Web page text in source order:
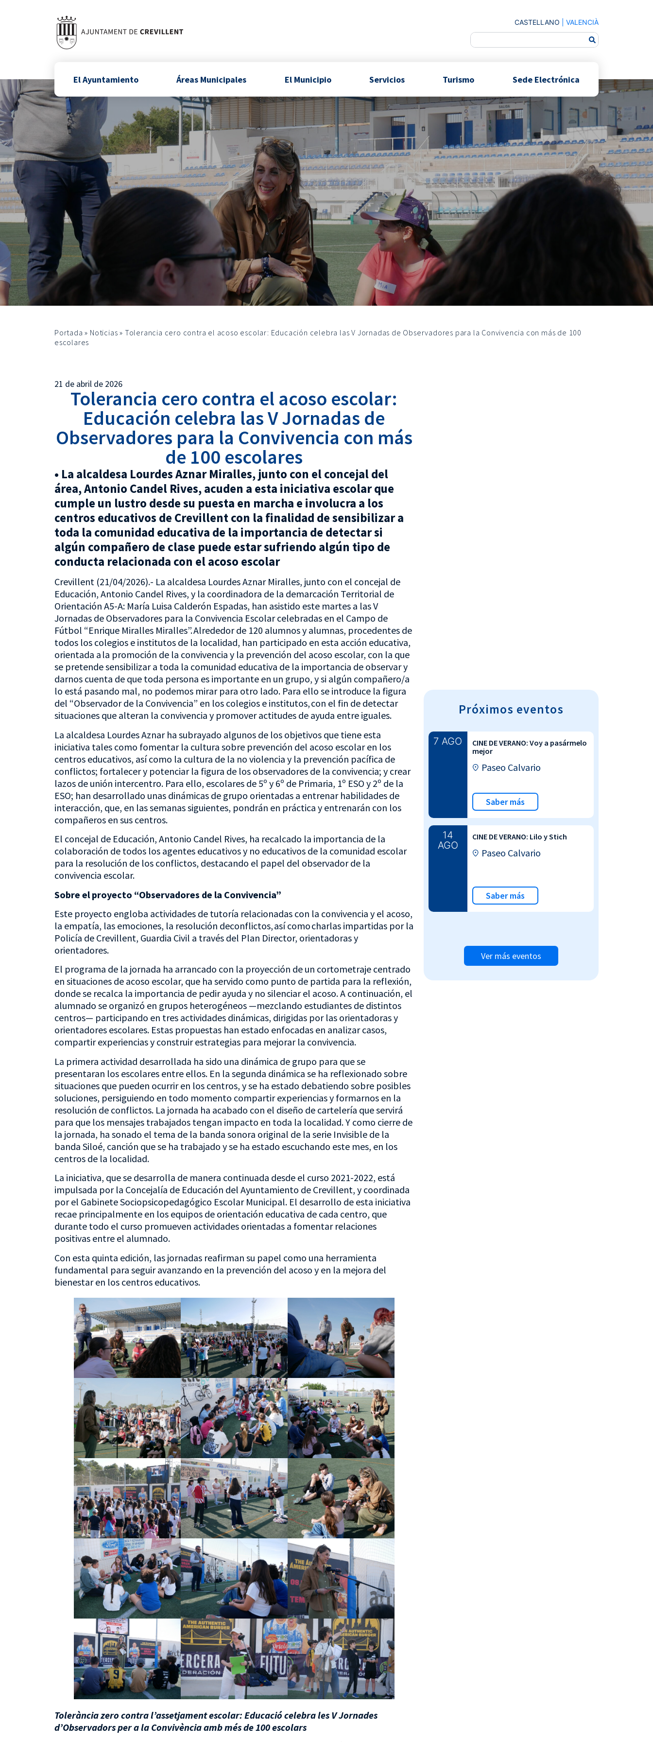
CASTELLANO VALENCIÀ
El Ayuntamiento Áreas Municipales El Municipio Servicios Turismo Sede Electrónica
Portada » Noticias » Tolerancia cero contra el acoso escolar: Educación celebra las V Jornadas de Observadores para la Convivencia con más de 100
escolares
21 de abril de 2026
Tolerancia cero contra el acoso escolar:
Educación celebra las V Jornadas de
Observadores para la Convivencia con más
de 100 escolares
• La alcaldesa Lourdes Aznar Miralles, junto con el concejal del
área, Antonio Candel Rives, acuden a esta iniciativa escolar que
cumple un lustro desde su puesta en marcha e involucra a los
centros educativos de Crevillent con la finalidad de sensibilizar a
toda la comunidad educativa de la importancia de detectar si
algún compañero de clase puede estar sufriendo algún tipo de
conducta relacionada con el acoso escolar
Crevillent (21/04/2026).- La alcaldesa Lourdes Aznar Miralles, junto con el concejal de
Educación, Antonio Candel Rives, y la coordinadora de la demarcación Territorial de
Orientación A5-A: María Luisa Calderón Espadas, han asistido este martes a las V
Jornadas de Observadores para la Convivencia Escolar celebradas en el Campo de
Fútbol “Enrique Miralles Miralles”. Alrededor de 120 alumnos y alumnas, procedentes de
todos los colegios e institutos de la localidad, han participado en esta acción educativa,
orientada a la promoción de la convivencia y la prevención del acoso escolar, con la que
se pretende sensibilizar a toda la comunidad educativa de la importancia de observar y
darnos cuenta de que toda persona es importante en un grupo, y si algún compañero/a
lo está pasando mal, no podemos mirar para otro lado. Para ello se introduce la figura
del “Observador de la Convivencia” en los colegios e institutos, con el fin de detectar
situaciones que alteran la convivencia y promover actitudes de ayuda entre iguales.
La alcaldesa Lourdes Aznar ha subrayado algunos de los objetivos que tiene esta
iniciativa tales como fomentar la cultura sobre prevención del acoso escolar en los
centros educativos, así como la cultura de la no violencia y la prevención pacífica de
conflictos; fortalecer y potenciar la figura de los observadores de la convivencia; y crear
lazos de unión intercentro. Para ello, escolares de 5º y 6º de Primaria, 1º ESO y 2º de la
ESO; han desarrollado unas dinámicas de grupo orientadas a entrenar habilidades de
interacción, que, en las semanas siguientes, pondrán en práctica y entrenarán con los
compañeros en sus centros.
El concejal de Educación, Antonio Candel Rives, ha recalcado la importancia de la
colaboración de todos los agentes educativos y no educativos de la comunidad escolar
para la resolución de los conflictos, destacando el papel del observador de la
convivencia escolar.
Sobre el proyecto “Observadores de la Convivencia”
Este proyecto engloba actividades de tutoría relacionadas con la convivencia y el acoso,
la empatía, las emociones, la resolución deconflictos, así como charlas impartidas por la
Policía de Crevillent, Guardia Civil a través del Plan Director, orientadoras y
orientadores.
El programa de la jornada ha arrancado con la proyección de un cortometraje centrado
en situaciones de acoso escolar, que ha servido como punto de partida para la reflexión,
donde se recalca la importancia de pedir ayuda y no silenciar el acoso. A continuación, el
alumnado se organizó en grupos heterogéneos —mezclando estudiantes de distintos
centros— participando en tres actividades dinámicas, dirigidas por las orientadoras y
orientadores escolares. Estas propuestas han estado enfocadas en analizar casos,
compartir experiencias y construir estrategias para mejorar la convivencia.
La primera actividad desarrollada ha sido una dinámica de grupo para que se
presentaran los escolares entre ellos. En la segunda dinámica se ha reflexionado sobre
situaciones que pueden ocurrir en los centros, y se ha estado debatiendo sobre posibles
soluciones, persiguiendo en todo momento compartir experiencias y formarnos en la
resolución de conflictos. La jornada ha acabado con el diseño de cartelería que servirá
para que los mensajes trabajados tengan impacto en toda la localidad. Y como cierre de
la jornada, ha sonado el tema de la banda sonora original de la serie Invisible de la
banda Siloé, canción que se ha trabajado y se ha estado escuchando este mes, en los
centros de la localidad.
La iniciativa, que se desarrolla de manera continuada desde el curso 2021-2022, está
impulsada por la Concejalía de Educación del Ayuntamiento de Crevillent, y coordinada
por el Gabinete Sociopsicopedagógico Escolar Municipal. El desarrollo de esta iniciativa
recae principalmente en los equipos de orientación educativa de cada centro, que
durante todo el curso promueven actividades orientadas a fomentar relaciones
positivas entre el alumnado.
Con esta quinta edición, las jornadas reafirman su papel como una herramienta
fundamental para seguir avanzando en la prevención del acoso y en la mejora del
bienestar en los centros educativos.
Tolerància zero contra l’assetjament escolar: Educació celebra les V Jornades
d’Observadors per a la Convivència amb més de 100 escolars
Próximos eventos
7 AGO
CINE DE VERANO: Voy a pasármelo
mejor
Paseo Calvario
Saber más
14
AGO
CINE DE VERANO: Lilo y Stich
Paseo Calvario
Saber más
Ver más eventos